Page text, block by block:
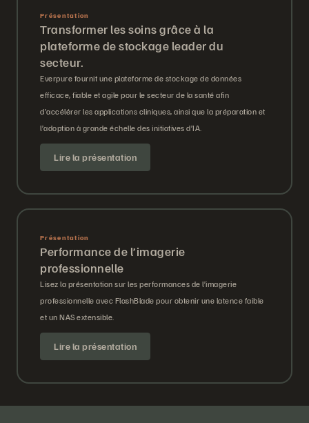
Présentation
Transformer les soins grâce à la
plateforme de stockage leader du
secteur.
Everpure fournit une plateforme de stockage de données
efficace, fiable et agile pour le secteur de la santé afin
d’accélérer les applications cliniques, ainsi que la préparation et
l’adoption à grande échelle des initiatives d’IA.
Lire la présentation
Présentation
Performance de l’imagerie
professionnelle
Lisez la présentation sur les performances de l’imagerie
professionnelle avec FlashBlade pour obtenir une latence faible
et un NAS extensible.
Lire la présentation